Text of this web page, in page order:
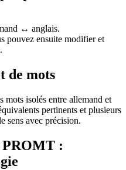
↔ anglais.
pouvez ensuite modifier et
de mots
mots isolés entre allemand et
pertinents et plusieurs
sens avec précision.
PROMT :